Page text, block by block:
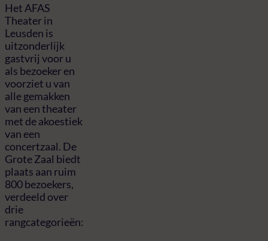
Het AFAS
Theater in
Leusden is
uitzonderlijk
gastvrij voor u
als bezoeker en
voorziet u van
alle gemakken
van een theater
met de akoestiek
van een
concertzaal. De
Grote Zaal biedt
plaats aan ruim
800 bezoekers,
verdeeld over
drie
rangcategorieën: